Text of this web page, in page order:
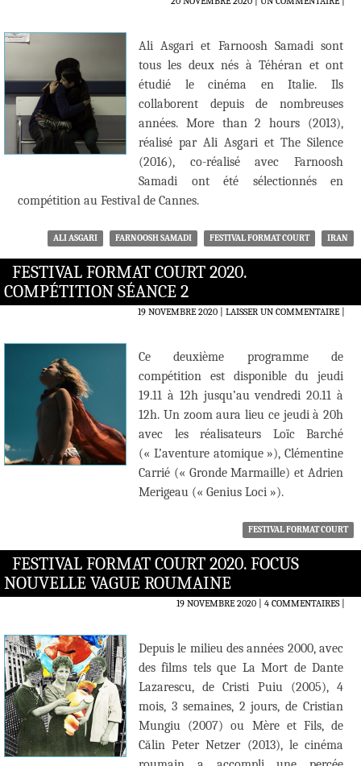
Ali Asgari et Farnoosh Samadi sont
tous les deux nés à Téhéran et ont
étudié le cinéma en Italie. Ils
collaborent depuis de nombreuses
années. More than 2 hours (2013),
réalisé par Ali Asgari et The Silence
(2016), co-réalisé avec Farnoosh
Samadi ont été sélectionnés en
compétition au Festival de Cannes.
ALI ASGARI FARNOOSH SAMADI FESTIVAL FORMAT COURT IRAN
FESTIVAL FORMAT COURT 2020.
COMPÉTITION SÉANCE 2
19 NOVEMBRE 2020 LAISSER UN COMMENTAIRE|
Ce deuxième programme de
compétition est disponible du jeudi
19.11 à 12h jusqu’au vendredi 20.11 à
12h. Un zoom aura lieu ce jeudi à 20h
avec les réalisateurs Loïc Barché
(« L’aventure atomique »), Clémentine
Carrié (« Gronde Marmaille) et Adrien
Merigeau (« Genius Loci »).
FESTIVAL FORMAT COURT
FESTIVAL FORMAT COURT 2020. FOCUS
NOUVELLE VAGUE ROUMAINE
19 NOVEMBRE 2020 4 COMMENTAIRES|
Depuis le milieu des années 2000, avec
des films tels que La Mort de Dante
Lazarescu, de Cristi Puiu (2005), 4
mois, 3 semaines, 2 jours, de Cristian
Mungiu (2007) ou Mère et Fils, de
Călin Peter Netzer (2013), le cinéma